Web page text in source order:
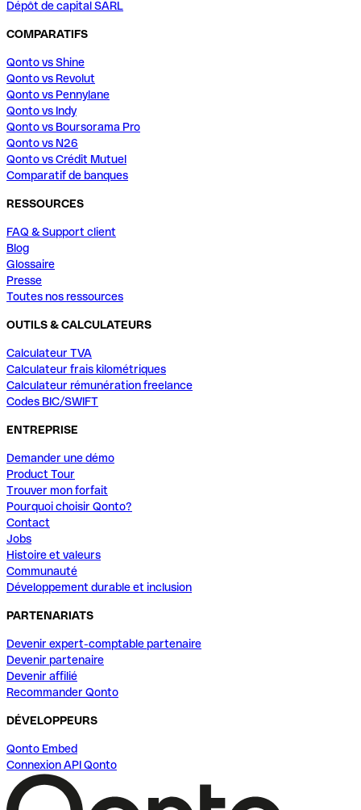
Dépôt de capital SARL
COMPARATIFS
Qonto vs Shine
Qonto vs Revolut
Qonto vs Pennylane
Qonto vs Indy
Qonto vs Boursorama Pro
Qonto vs N26
Qonto vs Crédit Mutuel
Comparatif de banques
RESSOURCES
FAQ & Support client
Blog
Glossaire
Presse
Toutes nos ressources
OUTILS & CALCULATEURS
Calculateur TVA
Calculateur frais kilométriques
Calculateur rémunération freelance
Codes BIC/SWIFT
ENTREPRISE
Demander une démo
Product Tour
Trouver mon forfait
Pourquoi choisir Qonto?
Contact
Jobs
Histoire et valeurs
Communauté
Développement durable et inclusion
PARTENARIATS
Devenir expert-comptable partenaire
Devenir partenaire
Devenir affilié
Recommander Qonto
DÉVELOPPEURS
Qonto Embed
Connexion API Qonto